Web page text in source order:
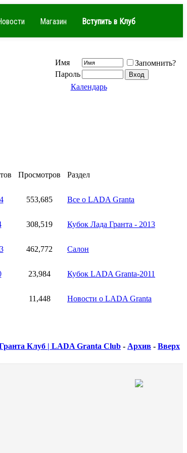
Магазин Вступить в Клуб
Имя
Запомнить?
Пароль
Календарь
Просмотров Раздел
553,685 Все о LADA Granta
308,519 Кубок Лада Гранта - 2013
462,772 Салон
23,984 Кубок LADA Granta-2011
11,448 Новости о LADA Granta
Клуб | LADA Granta Club - Архив - Вверх